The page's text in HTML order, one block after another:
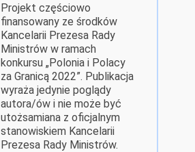
Projekt częściowo
finansowany ze środków
Kancelarii Prezesa Rady
Ministrów w ramach
konkursu „Polonia i Polacy
za Granicą 2022”. Publikacja
wyraża jedynie poglądy
autora/ów i nie może być
utożsamiana z oficjalnym
stanowiskiem Kancelarii
Prezesa Rady Ministrów.